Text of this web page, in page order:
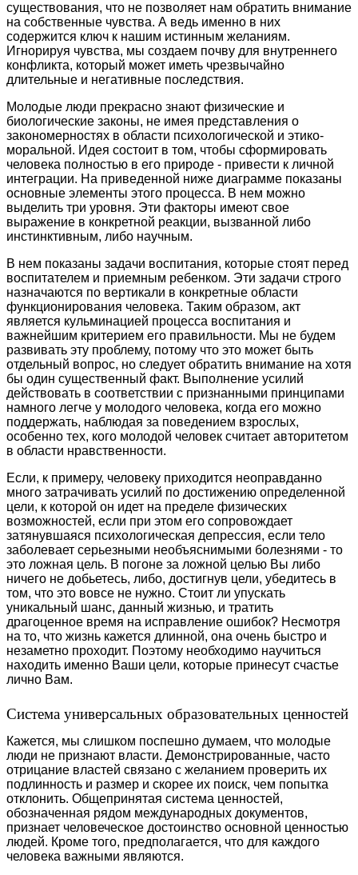
существования, что не позволяет нам обратить внимание
на собственные чувства. А ведь именно в них
содержится ключ к нашим истинным желаниям.
Игнорируя чувства, мы создаем почву для внутреннего
конфликта, который может иметь чрезвычайно
длительные и негативные последствия.
Молодые люди прекрасно знают физические и
биологические законы, не имея представления о
закономерностях в области психологической и этико-
моральной. Идея состоит в том, чтобы сформировать
человека полностью в его природе - привести к личной
интеграции. На приведенной ниже диаграмме показаны
основные элементы этого процесса. В нем можно
выделить три уровня. Эти факторы имеют свое
выражение в конкретной реакции, вызванной либо
инстинктивным, либо научным.
В нем показаны задачи воспитания, которые стоят перед
воспитателем и приемным ребенком. Эти задачи строго
назначаются по вертикали в конкретные области
функционирования человека. Таким образом, акт
является кульминацией процесса воспитания и
важнейшим критерием его правильности. Мы не будем
развивать эту проблему, потому что это может быть
отдельный вопрос, но следует обратить внимание на хотя
бы один существенный факт. Выполнение усилий
действовать в соответствии с признанными принципами
намного легче у молодого человека, когда его можно
поддержать, наблюдая за поведением взрослых,
особенно тех, кого молодой человек считает авторитетом
в области нравственности.
Если, к примеру, человеку приходится неоправданно
много затрачивать усилий по достижению определенной
цели, к которой он идет на пределе физических
возможностей, если при этом его сопровождает
затянувшаяся психологическая депрессия, если тело
заболевает серьезными необъяснимыми болезнями - то
это ложная цель. В погоне за ложной целью Вы либо
ничего не добьетесь, либо, достигнув цели, убедитесь в
том, что это вовсе не нужно. Стоит ли упускать
уникальный шанс, данный жизнью, и тратить
драгоценное время на исправление ошибок? Несмотря
на то, что жизнь кажется длинной, она очень быстро и
незаметно проходит. Поэтому необходимо научиться
находить именно Ваши цели, которые принесут счастье
лично Вам.
Система универсальных образовательных ценностей
Кажется, мы слишком поспешно думаем, что молодые
люди не признают власти. Демонстрированные, часто
отрицание властей связано с желанием проверить их
подлинность и размер и скорее их поиск, чем попытка
отклонить. Общепринятая система ценностей,
обозначенная рядом международных документов,
признает человеческое достоинство основной ценностью
людей. Кроме того, предполагается, что для каждого
человека важными являются.